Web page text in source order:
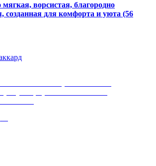
ворсистая, благородно
созданная для комфорта и уюта (56